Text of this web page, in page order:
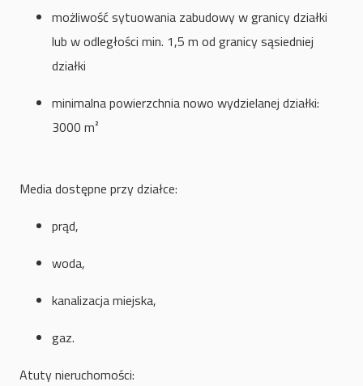
możliwość sytuowania zabudowy w granicy działki
lub w odległości min. 1,5 m od granicy sąsiedniej
działki
minimalna powierzchnia nowo wydzielanej działki:
3000 m²
Media dostępne przy działce:
prąd,
woda,
kanalizacja miejska,
gaz.
Atuty nieruchomości: